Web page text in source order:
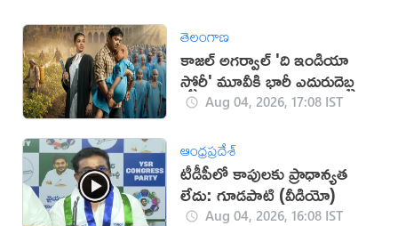
తెలంగాణ
కాజల్ అగర్వాల్ 'ది ఇండియా
స్టోరీ' మూవీకి భారీ ఎదురుదెబ్బ
Aug 04, 2026, 17:08 IST
ఆంధ్రప్రదేశ్
టీడీపీలో కాపులకు ప్రాధాన్యత
లేదు: గూడపాటి (వీడియో)
Aug 04, 2026, 16:08 IST